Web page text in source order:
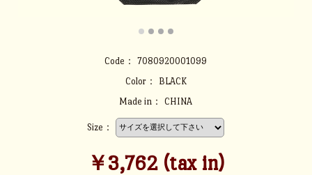
Code：
7080920001099
Color：
BLACK
Made in：
CHINA
Size：
￥3,762 (tax in)